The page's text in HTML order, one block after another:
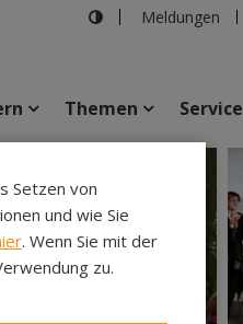
Meldungen
Veranstaltungen
Themen Service
Setzen von
und wie Sie
. Wenn Sie mit der
zu.